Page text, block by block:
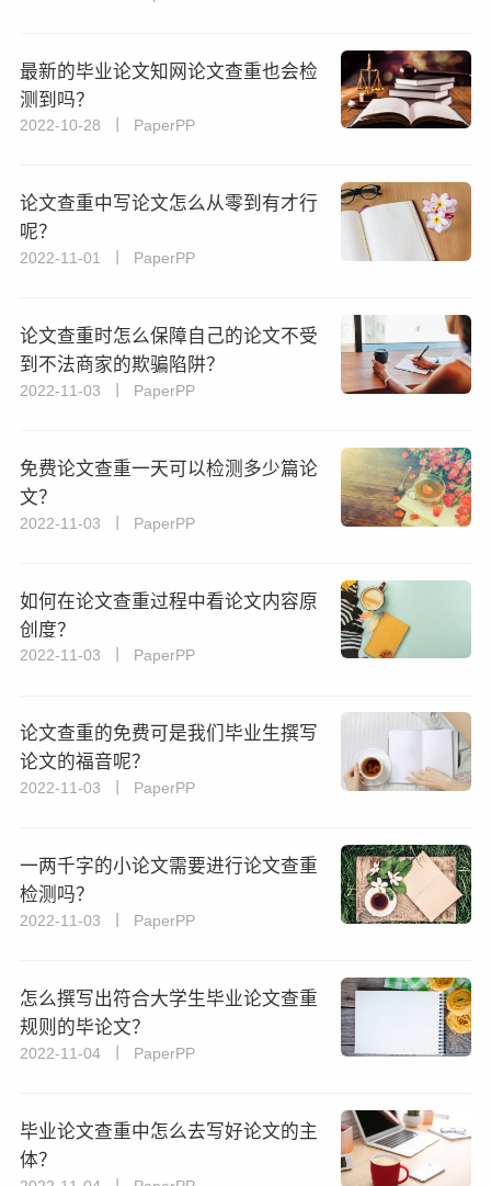
最新的毕业论文知网论文查重也会检
测到吗？
2022-10-28 丨 PaperPP
论文查重中写论文怎么从零到有才行
呢？
2022-11-01 丨 PaperPP
论文查重时怎么保障自己的论文不受
到不法商家的欺骗陷阱？
2022-11-03 丨 PaperPP
免费论文查重一天可以检测多少篇论
文？
2022-11-03 丨 PaperPP
如何在论文查重过程中看论文内容原
创度？
2022-11-03 丨 PaperPP
论文查重的免费可是我们毕业生撰写
论文的福音呢？
2022-11-03 丨 PaperPP
一两千字的小论文需要进行论文查重
检测吗？
2022-11-03 丨 PaperPP
怎么撰写出符合大学生毕业论文查重
规则的毕论文？
2022-11-04 丨 PaperPP
毕业论文查重中怎么去写好论文的主
体？